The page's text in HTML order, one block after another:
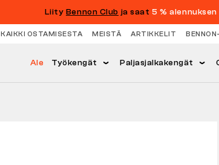
Liity Bennon Club ja saat5 % alennuksen
KAIKKI OSTAMISESTA MEISTÄ ARTIKKELIT
Ale Työkengät Paljasjalkakengät